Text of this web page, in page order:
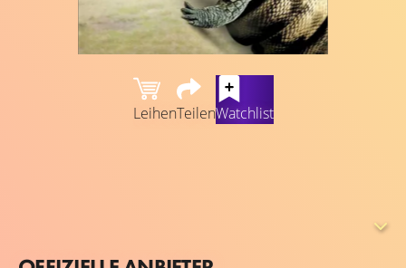
LeihenTeilenWatchlist
Clear Lake unsicher. Hier befindet sich Beth mit ihrer